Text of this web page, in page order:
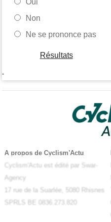
Oui
Non
Ne se prononce pas
Résultats
-
A propos de Cyclism'Actu
Cyclism'Actu est édité par Swar-
Agency
17 rue de la Suarlée, 5080 Rhisnes
SPRLS BE 0836.273.820